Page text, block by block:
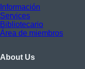
Información
Services
Bibliotecario
Área de miembros
About Us